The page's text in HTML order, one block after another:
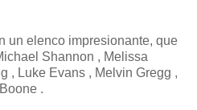
un elenco impresionante, que
Shannon , Melissa
, Luke Evans , Melvin Gregg ,
.